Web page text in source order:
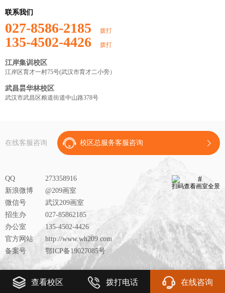
联系我们
027-8586-2185 拨打
135-4502-4426 拨打
江岸集训校区
江岸区育才一村75号(武汉市育才二小旁）
武昌昙华林校区
武汉市武昌区粮道街道中山路378号
在线客服咨询 校区总服务客服咨询
QQ
273358916
新浪微博
@209画室
微信号
武汉209画室
招生办
027-85862185
办公室
135-4502-4426
官方网站
http://www.wh209.com
备案号
鄂ICP备19027085号
扫码查看画室全景
查看校区 拨打电话 在线咨询